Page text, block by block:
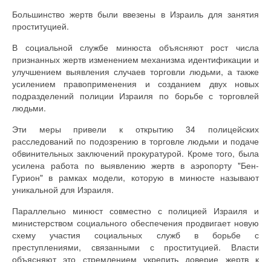
Большинство жертв были ввезены в Израиль для занятия
проституцией.
В социальной службе минюста объясняют рост числа
признанных жертв изменением механизма идентификации и
улучшением выявления случаев торговли людьми, а также
усилением правоприменения и созданием двух новых
подразделений полиции Израиля по борьбе с торговлей
людьми.
Эти меры привели к открытию 34 полицейских
расследований по подозрению в торговле людьми и подаче
обвинительных заключений прокуратурой. Кроме того, была
усилена работа по выявлению жертв в аэропорту "Бен-
Гурион" в рамках модели, которую в минюсте называют
уникальной для Израиля.
Параллельно минюст совместно с полицией Израиля и
министерством социального обеспечения продвигает новую
схему участия социальных служб в борьбе с
преступлениями, связанными с проституцией. Власти
объясняют это стремлением укрепить доверие жертв к